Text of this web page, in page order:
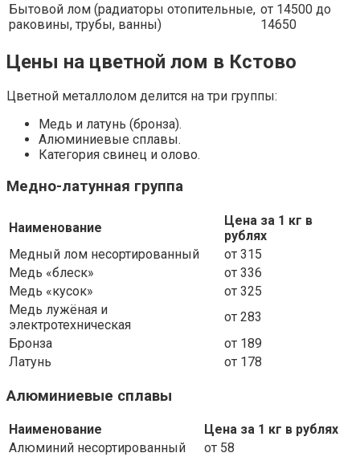
Бытовой лом (радиаторы отопительные,
раковины, трубы, ванны)
от 14500 до
14650
Цены на цветной лом в Кстово
Цветной металлолом делится на три группы:
Медь и латунь (бронза).
Алюминиевые сплавы.
Категория свинец и олово.
Медно-латунная группа
Наименование
Цена за 1 кг в
рублях
Медный лом несортированный
от 315
Медь «блеск»
от 336
Медь «кусок»
от 325
Медь лужёная и
электротехническая
от 283
Бронза
от 189
Латунь
от 178
Алюминиевые сплавы
Наименование
Цена за 1 кг в рублях
Алюминий несортированный
от 58